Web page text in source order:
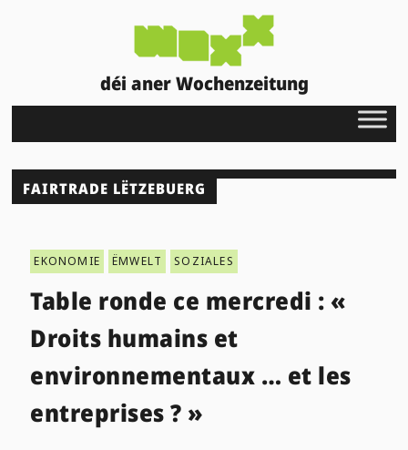
déi aner Wochenzeitung
FAIRTRADE LËTZEBUERG
EKONOMIE ËMWELT SOZIALES
Table ronde ce mercredi : «
Droits humains et
environnementaux … et les
entreprises ? »